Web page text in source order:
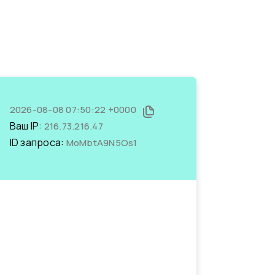
2026-08-08 07:50:22 +0000
Ваш IP: 216.73.216.47
ID запроса: MoMbtA9N5Os1